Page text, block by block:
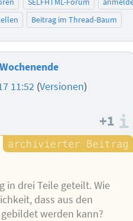
Beitrag im Thread-Baum
11:52 (Versionen)
+1
in drei Teile geteilt. Wie
dass aus den
werden kann?